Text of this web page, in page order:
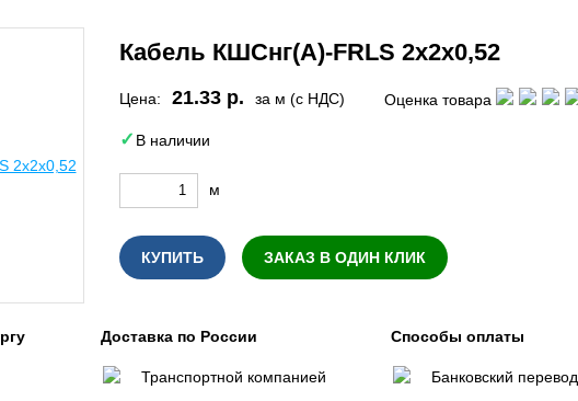
Кабель КШСнг(А)-FRLS 2х2х0,52
Цена: 21.33 р. за м (с НДС) Оценка товара
В наличии
м
КУПИТЬ ЗАКАЗ В ОДИН КЛИК
Доставка по России
Транспортной компанией
Способы оплаты
Банковский перевод